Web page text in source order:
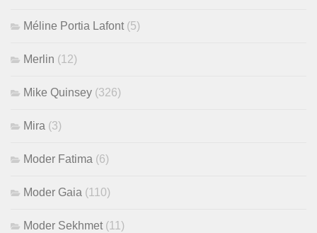
Méline Portia Lafont (5)
Merlin (12)
Mike Quinsey (326)
Mira (3)
Moder Fatima (6)
Moder Gaia (110)
Moder Sekhmet (11)